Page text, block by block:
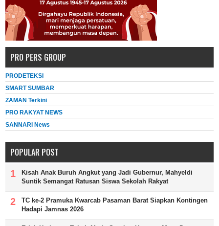
PRO PERS GROUP
PRODETEKSI
SMART SUMBAR
ZAMAN Terkini
PRO RAKYAT NEWS
SANNARI News
POPULAR POST
Kisah Anak Buruh Angkut yang Jadi Gubernur, Mahyeldi
Suntik Semangat Ratusan Siswa Sekolah Rakyat
TC ke-2 Pramuka Kwarcab Pasaman Barat Siapkan Kontingen
Hadapi Jamnas 2026